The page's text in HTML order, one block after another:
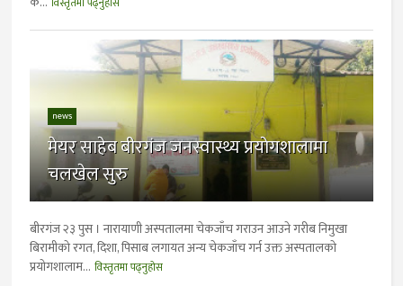
news
मेयर साहेब बीरगंज जनस्वास्थ्य प्रयाेगशालामा
चलखेल सुरु
बीरगंज २३ पुस । नारायाणी अस्पतालमा चेकजाँच गराउन आउने गरीब निमुखा
बिरामीकाे रगत, दिशा, पिसाब लगायत अन्य चेकजाँच गर्न उक्त अस्पतालकाे
प्रयाेगशालाम... विस्तृतमा पढ्नुहोस